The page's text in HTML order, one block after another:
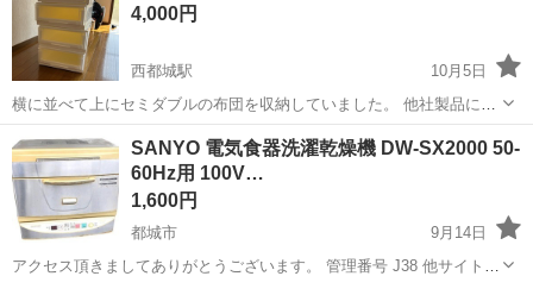
4,000円
西都城駅
10月5日
横に並べて上にセミダブルの布団を収納していました。 他社製品に比
べ天板がしっかりしているので重さで凹んだりしません。 引越しに伴
い不用になったのでお譲りします。 【奥行74cm】押入れ用フィッツ
ユニットケース (幅39×高...
宮崎 都城市 西都城駅 収納家具 押入れ
SANYO 電気食器洗濯乾燥機 DW-SX2000 50-
60Hz用 100V…
1,600円
都城市
9月14日
アクセス頂きましてありがとうございます。 管理番号 J38 他サイト同